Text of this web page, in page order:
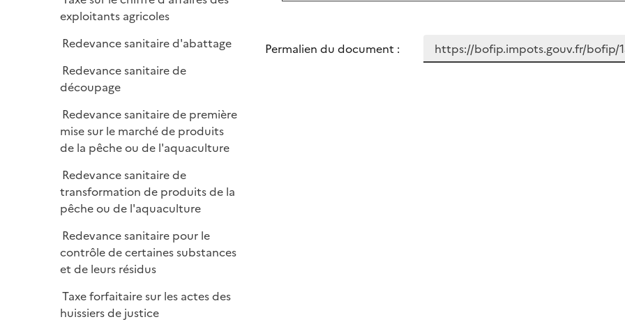
exploitants agricoles
Redevance sanitaire d'abattage
Redevance sanitaire de
découpage
Redevance sanitaire de première
mise sur le marché de produits
de la pêche ou de l'aquaculture
Redevance sanitaire de
transformation de produits de la
pêche ou de l'aquaculture
Redevance sanitaire pour le
contrôle de certaines substances
et de leurs résidus
Taxe forfaitaire sur les actes des
huissiers de justice
Permalien du document :